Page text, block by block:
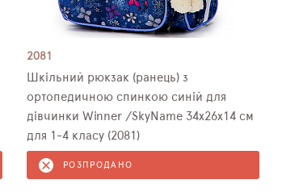
2081
Шкільний рюкзак (ранець) з
ортопедичною спинкою синій для
дівчинки Winner /SkyName 34х26х14 см
для 1-4 класу (2081)
РОЗПРОДАНО